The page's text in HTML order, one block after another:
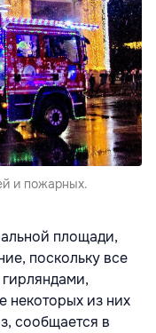
и пожарных.
площади,
поскольку все
из них
сообщается в